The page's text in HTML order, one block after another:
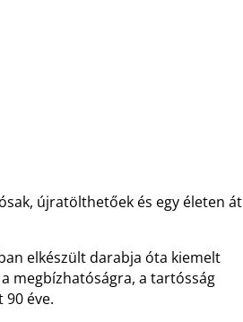
újratölthetőek és egy életen át
elkészült darabja óta kiemelt
megbízhatóságra, a tartósság
éve.